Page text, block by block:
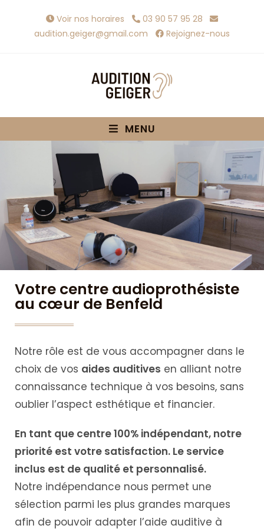
Voir nos horaires
03 90 57 95 28
audition.geiger@gmail.com
Rejoignez-nous
MENU
Votre centre audioprothésiste
au cœur de Benfeld
Notre rôle est de vous accompagner dans le
choix de vos aides auditives en alliant notre
connaissance technique à vos besoins, sans
oublier l’aspect esthétique et financier.
En tant que centre 100% indépendant, notre
priorité est votre satisfaction. Le service
inclus est de qualité et personnalisé.
Notre indépendance nous permet une
sélection parmi les plus grandes marques
afin de pouvoir adapter l’aide auditive à